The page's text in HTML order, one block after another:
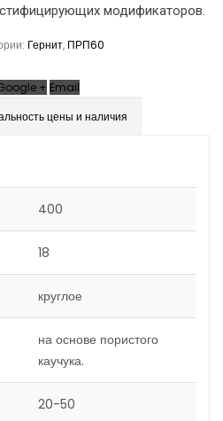
модификаторов.
Гернит, ПРП60
+ Email
цены и наличия
400
18
круглое
на основе пористого
каучука.
20-50